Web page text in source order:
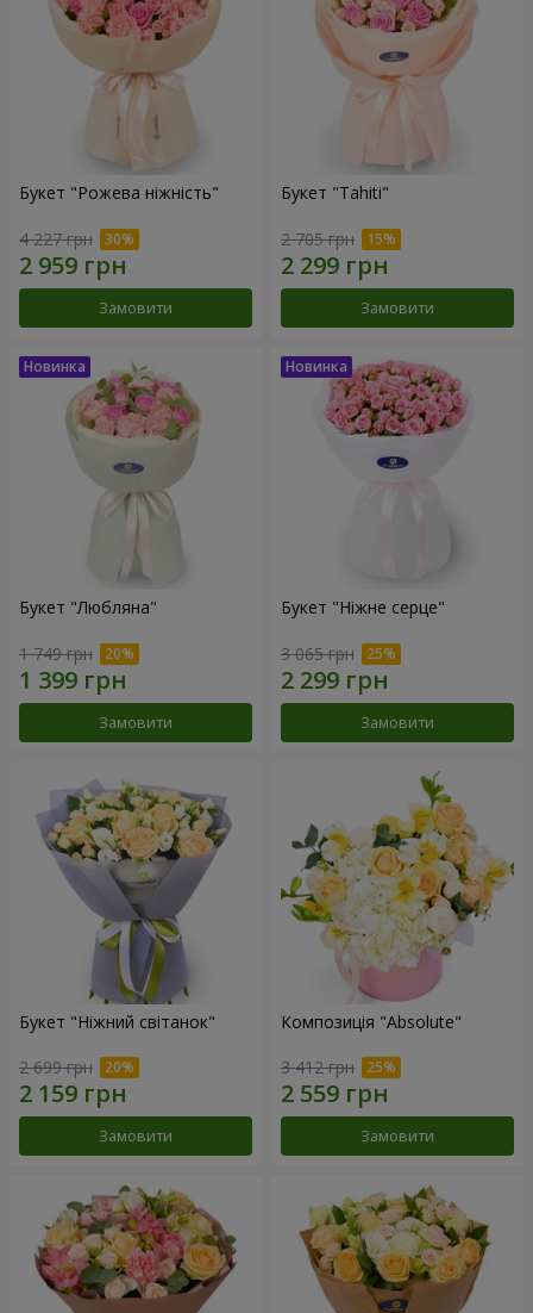
Букет "Рожева ніжність"
4 227 грн
Замовити
Букет "Tahiti"
2 705 грн
Замовити
Букет "Любляна"
1 749 грн
Замовити
Букет "Ніжне серце"
3 065 грн
Замовити
Букет "Ніжний світанок"
2 699 грн
Замовити
Композиція "Absolute"
3 412 грн
Замовити